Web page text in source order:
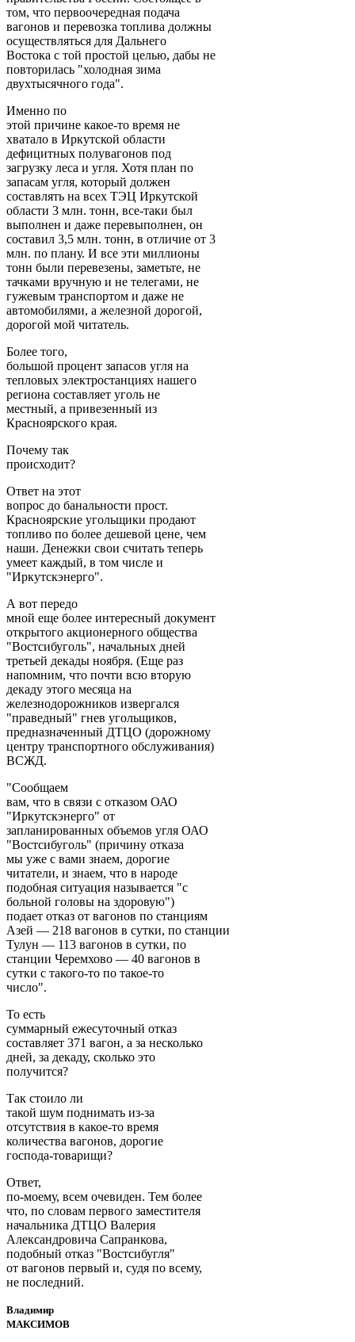
том, что первоочередная подача
вагонов и перевозка топлива должны
осуществляться для Дальнего
Востока с той простой целью, дабы не
повторилась "холодная зима
двухтысячного года".
Именно по
этой причине какое-то время не
хватало в Иркутской области
дефицитных полувагонов под
загрузку леса и угля. Хотя план по
запасам угля, который должен
составлять на всех ТЭЦ Иркутской
области 3 млн. тонн, все-таки был
выполнен и даже перевыполнен, он
составил 3,5 млн. тонн, в отличие от 3
млн. по плану. И все эти миллионы
тонн были перевезены, заметьте, не
тачками вручную и не телегами, не
гужевым транспортом и даже не
автомобилями, а железной дорогой,
дорогой мой читатель.
Более того,
большой процент запасов угля на
тепловых электростанциях нашего
региона составляет уголь не
местный, а привезенный из
Красноярского края.
Почему так
происходит?
Ответ на этот
вопрос до банальности прост.
Красноярские угольщики продают
топливо по более дешевой цене, чем
наши. Денежки свои считать теперь
умеет каждый, в том числе и
"Иркутскэнерго".
А вот передо
мной еще более интересный документ
открытого акционерного общества
"Востсибуголь", начальных дней
третьей декады ноября. (Еще раз
напомним, что почти всю вторую
декаду этого месяца на
железнодорожников извергался
"праведный" гнев угольщиков,
предназначенный ДТЦО (дорожному
центру транспортного обслуживания)
ВСЖД.
"Сообщаем
вам, что в связи с отказом ОАО
"Иркутскэнерго" от
запланированных объемов угля ОАО
"Востсибуголь" (причину отказа
мы уже с вами знаем, дорогие
читатели, и знаем, что в народе
подобная ситуация называется "с
больной головы на здоровую")
подает отказ от вагонов по станциям
Азей — 218 вагонов в сутки, по станции
Тулун — 113 вагонов в сутки, по
станции Черемхово — 40 вагонов в
сутки с такого-то по такое-то
число".
То есть
суммарный ежесуточный отказ
составляет 371 вагон, а за несколько
дней, за декаду, сколько это
получится?
Так стоило ли
такой шум поднимать из-за
отсутствия в какое-то время
количества вагонов, дорогие
господа-товарищи?
Ответ,
по-моему, всем очевиден. Тем более
что, по словам первого заместителя
начальника ДТЦО Валерия
Александровича Сапранкова,
подобный отказ "Востсибугля"
от вагонов первый и, судя по всему,
не последний.
Владимир
МАКСИМОВ